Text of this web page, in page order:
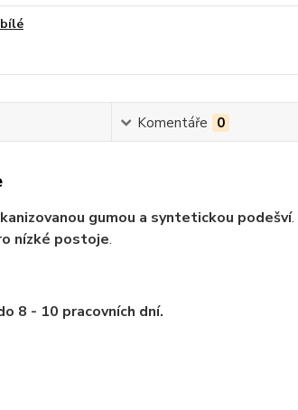
Komentáře 0
gumou a syntetickou podešví.
nízké postoje.
8 - 10 pracovních dní.